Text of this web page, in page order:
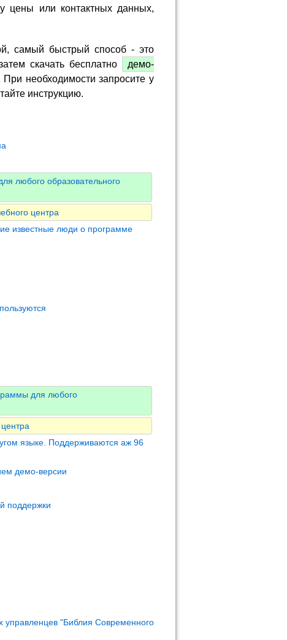
цены или контактных данных,
самый быстрый способ - это
скачать бесплатно
демо-
необходимости запросите у
инструкцию.
любого образовательного
центра
известные люди о программе
для любого
языке. Поддерживаются аж 96
демо-версии
поддержки
"Библия Современного